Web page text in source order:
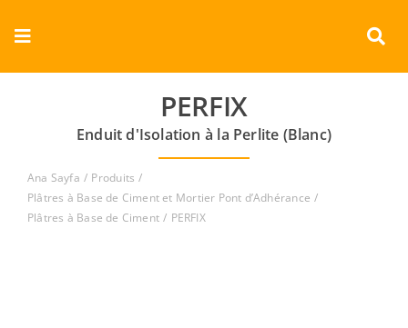
Toggle
Navigation
Produits
Documents
PERFIX
Enduit d'Isolation à la Perlite (Blanc)
Ana Sayfa
Produits
Plâtres à Base de Ciment et Mortier Pont d’Adhérance
Plâtres à Base de Ciment
PERFIX